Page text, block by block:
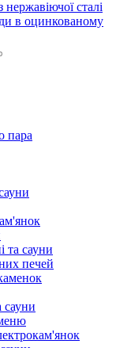
нержавіючої сталі
в оцинкованому
пара
та сауни
печей
сауни